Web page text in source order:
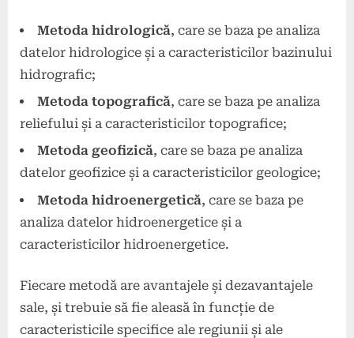
Metoda hidrologică, care se baza pe analiza
datelor hidrologice și a caracteristicilor bazinului
hidrografic;
Metoda topografică, care se baza pe analiza
reliefului și a caracteristicilor topografice;
Metoda geofizică, care se baza pe analiza
datelor geofizice și a caracteristicilor geologice;
Metoda hidroenergetică, care se baza pe
analiza datelor hidroenergetice și a
caracteristicilor hidroenergetice.
Fiecare metodă are avantajele și dezavantajele
sale, și trebuie să fie aleasă în funcție de
caracteristicile specifice ale regiunii și ale